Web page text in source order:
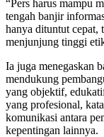
“Pers harus mampu
tengah banjir
hanya dituntut cepat,
menjunjung tinggi
Ia juga menegaskan
mendukung
yang objektif,
yang profesional,
komunikasi antara
kepentingan lainnya.